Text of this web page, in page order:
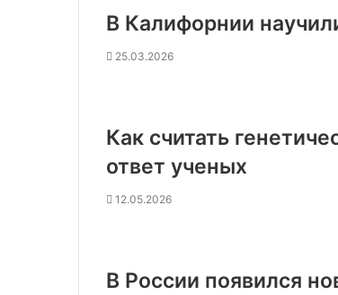
В Калифорнии
25.03.2026
Как считать
ответ ученых
12.05.2026
В России появился